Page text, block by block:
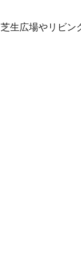
芝生広場やリビン